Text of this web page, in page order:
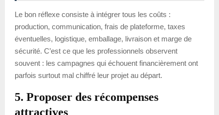
Le bon réflexe consiste à intégrer tous les coûts :
production, communication, frais de plateforme, taxes
éventuelles, logistique, emballage, livraison et marge de
sécurité. C’est ce que les professionnels observent
souvent : les campagnes qui échouent financièrement ont
parfois surtout mal chiffré leur projet au départ.
5. Proposer des récompenses
attractives